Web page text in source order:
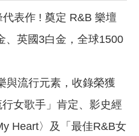
表作 ! 奠定 R&B 樂壇
、英國3白金，全球1500
流行元素，收錄榮獲
女歌手」肯定、影史經
Heart〉及「最佳R&B女